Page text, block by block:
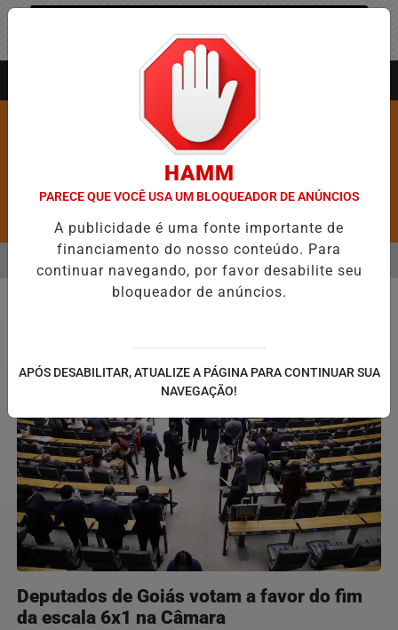
Pesquisar Notícia
EM ALTA
Deputados de Goiás votam a favor do fim
da escala 6x1 na Câmara
HAMM
PARECE QUE VOCÊ USA UM BLOQUEADOR DE ANÚNCIOS
A publicidade é uma fonte importante de
financiamento do nosso conteúdo. Para
continuar navegando, por favor desabilite seu
bloqueador de anúncios.
APÓS DESABILITAR, ATUALIZE A PÁGINA PARA CONTINUAR SUA
NAVEGAÇÃO!